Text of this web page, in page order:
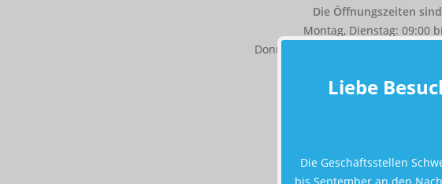
Die Öffnungszeiten
Montag, Dienstag: 09:00
Donnerstag: 09:00 bis 12:00 Uhr
Telefon: 06202 /
Liebe
Die Geschäftsstellen